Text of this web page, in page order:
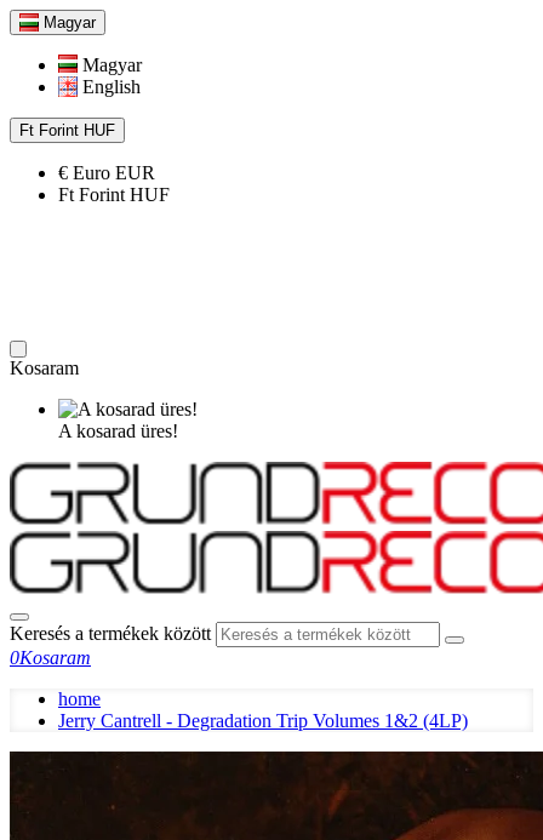
Magyar
Magyar
English
Ft Forint HUF
€ Euro EUR
Ft Forint HUF
Kosaram
A kosarad üres!
Keresés a termékek között
0Kosaram
home
Jerry Cantrell - Degradation Trip Volumes 1&2 (4LP)